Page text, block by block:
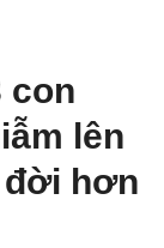
con
lên
hơn